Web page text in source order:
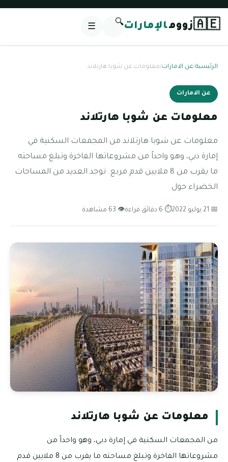
🇦🇪زوومالإمارات🔍
☰
الرئيسية/عن الامارات/معلومات عن شوبا هارتلاند
عن الامارات
معلومات عن شوبا هارتلاند
معلومات عن شوبا هارتلاند من المجمعات السكنية في
إمارة دبي، وهو واحداً من مشروعاتها الفاخرة وتبلغ مساحته
ما يقرب من 8 ملايين قدم مربع. توجد العديد من المساحات
الخضراء حول
📅 21 يوليو 2022 ⏱ 6 دقائق قراءة 👁 63 مشاهدة
معلومات عن شوبا هارتلاند
من المجمعات السكنية في إمارة دبي، وهو واحداً من
مشروعاتها الفاخرة وتبلغ مساحته ما يقرب من 8 ملايين قدم